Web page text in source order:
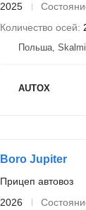
2025
Количество осей
Польша,
AUTOX
Boro Jupiter
Прицеп автовоз
2026